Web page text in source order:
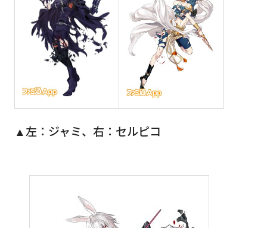
▲左：ジャミ、右：セルピコ